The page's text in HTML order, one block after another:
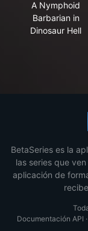
A Nymphoid
Barbarian in
Dinosaur Hell
BetaSeries es la
las series que
aplicación de
Documentación API ·